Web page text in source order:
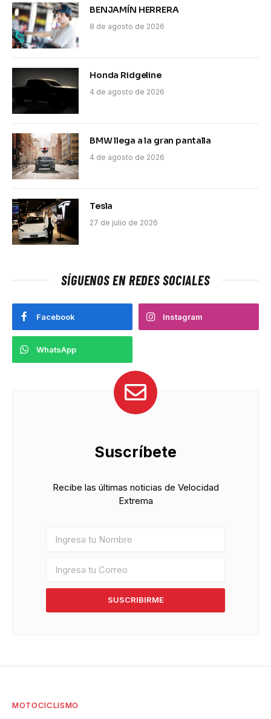
BENJAMÍN HERRERA
8 de agosto de 2026
Honda Ridgeline
4 de agosto de 2026
BMW llega a la gran pantalla
4 de agosto de 2026
Tesla
27 de julio de 2026
SÍGUENOS EN REDES SOCIALES
Facebook Instagram
WhatsApp
Suscríbete
Recibe las últimas noticias de Velocidad
Extrema
SUSCRIBIRME
MOTOCICLISMO